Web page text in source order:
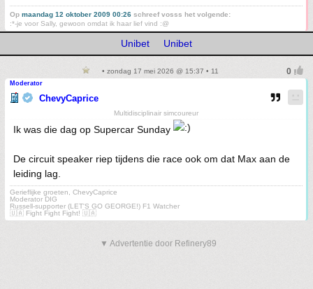
Op maandag 12 oktober 2009 00:26 schreef vosss het volgende:
:*-je voor Sally, gewoon omdat ik haar lief vind :@
Unibet Unibet
• zondag 17 mei 2026 @ 15:37 • 11
Moderator
ChevyCaprice
Multidisciplinair simcoureur
Ik was die dag op Supercar Sunday
De circuit speaker riep tijdens die race ook om dat Max aan de
leiding lag.
Gerieflijke groeten, ChevyCaprice
Moderator DIG
Russell-supporter (LET'S GO GEORGE!) F1 Watcher
🇺🇦 Fight Fight Fight! 🇺🇦
▼ Advertentie door Refinery89